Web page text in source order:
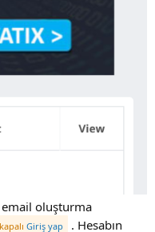
oluşturma
Giriş yap . Hesabın